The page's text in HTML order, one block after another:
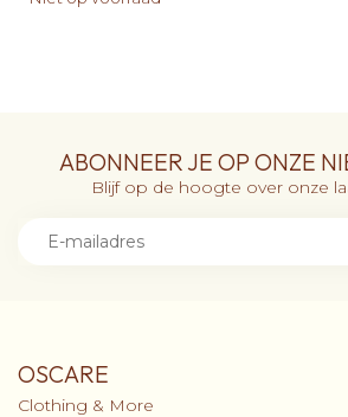
ABONNEER JE OP ONZE
Blijf op de hoogte over onze
OSCARE
Clothing & More